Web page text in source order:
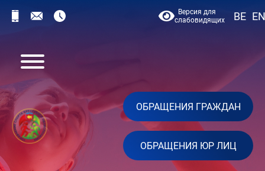
Версия для
слабовидящих
BE EN
ОБРАЩЕНИЯ ГРАЖДАН
ОБРАЩЕНИЯ ЮР ЛИЦ